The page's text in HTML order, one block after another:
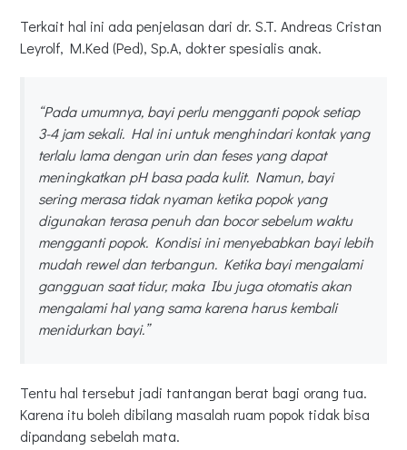
Terkait hal ini ada penjelasan dari dr. S.T. Andreas Cristan
Leyrolf, M.Ked (Ped), Sp.A, dokter spesialis anak.
“Pada umumnya, bayi perlu mengganti popok setiap
3-4 jam sekali. Hal ini untuk menghindari kontak yang
terlalu lama dengan urin dan feses yang dapat
meningkatkan pH basa pada kulit. Namun, bayi
sering merasa tidak nyaman ketika popok yang
digunakan terasa penuh dan bocor sebelum waktu
mengganti popok. Kondisi ini menyebabkan bayi lebih
mudah rewel dan terbangun. Ketika bayi mengalami
gangguan saat tidur, maka Ibu juga otomatis akan
mengalami hal yang sama karena harus kembali
menidurkan bayi.”
Tentu hal tersebut jadi tantangan berat bagi orang tua.
Karena itu boleh dibilang masalah ruam popok tidak bisa
dipandang sebelah mata.